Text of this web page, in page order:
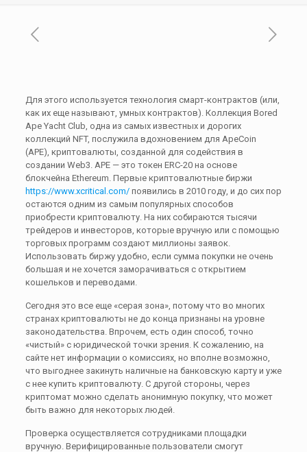
Для этого используется технология смарт-контрактов (или,
как их еще называют, умных контрактов). Коллекция Bored
Ape Yacht Club, одна из самых известных и дорогих
коллекций NFT, послужила вдохновением для ApeCoin
(APE), криптовалюты, созданной для содействия в
создании Web3. APE — это токен ERC-20 на основе
блокчейна Ethereum. Первые криптовалютные биржи
https://www.xcritical.com/появились в 2010 году, и до сих пор
остаются одним из самым популярных способов
приобрести криптовалюту. На них собираются тысячи
трейдеров и инвесторов, которые вручную или с помощью
торговых программ создают миллионы заявок.
Использовать биржу удобно, если сумма покупки не очень
большая и не хочется заморачиваться с открытием
кошельков и переводами.
Сегодня это все еще «серая зона», потому что во многих
странах криптовалюты не до конца признаны на уровне
законодательства. Впрочем, есть один способ, точно
«чистый» с юридической точки зрения. К сожалению, на
сайте нет информации о комиссиях, но вполне возможно,
что выгоднее закинуть наличные на банковскую карту и уже
с нее купить криптовалюту. С другой стороны, через
криптомат можно сделать анонимную покупку, что может
быть важно для некоторых людей.
Проверка осуществляется сотрудниками площадки
вручную. Верифицированные пользователи смогут